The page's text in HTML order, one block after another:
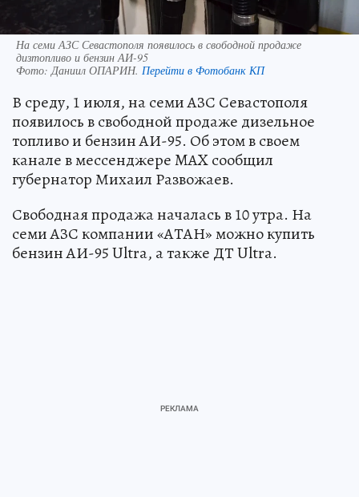
На семи АЗС Севастополя появилось в свободной продаже
дизтопливо и бензин АИ-95
Фото:Даниил ОПАРИН. Перейти в Фотобанк КП
В среду, 1 июля, на семи АЗС Севастополя
появилось в свободной продаже дизельное
топливо и бензин АИ-95. Об этом в своем
канале в мессенджере MAX сообщил
губернатор Михаил Развожаев.
Свободная продажа началась в 10 утра. На
семи АЗС компании «АТАН» можно купить
бензин АИ-95 Ultra, а также ДТ Ultra.